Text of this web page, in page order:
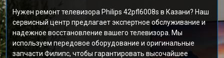
Нужен ремонт телевизора Philips 42pfl6008s в Казани? Наш
сервисный центр предлагает экспертное обслуживание и
надежное восстановление вашего телевизора. Мы
используем передовое оборудование и оригинальные
запчасти Филипс, чтобы гарантировать высочайшее